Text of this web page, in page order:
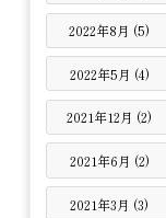
2022年8月 (5)
2022年5月 (4)
2021年12月 (2)
2021年6月 (2)
2021年3月 (3)